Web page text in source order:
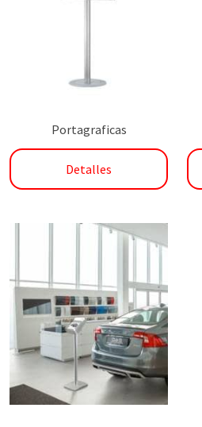
Portagraficas
Detalles